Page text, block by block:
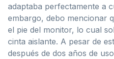
adaptaba perfectamente a
embargo, debo mencionar
el pie del monitor, lo cual
cinta aislante. A pesar de
después de dos años de